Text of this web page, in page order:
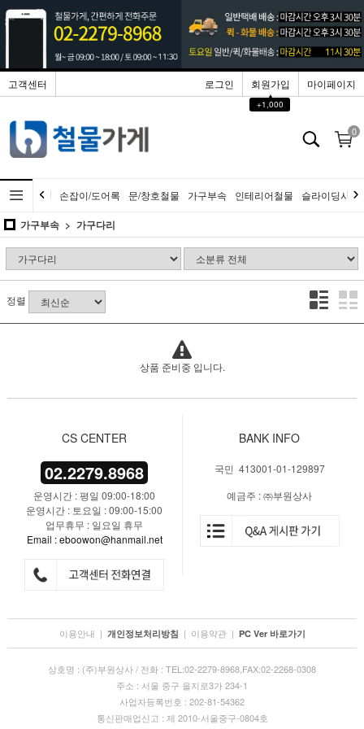
고객센터 로그인
회원가입
▲
+1,000
마이페이지
0
손잡이/도어록 문/창호철물 가구부속 인테리어철물 슬라이딩시스
가구부속 가구다리
정렬
상품 준비중 입니다.
CS CENTER
02.2279.8968
운영시간 : 평일 09:00-18:00
운영시간 : 토요일 : 09:00-15:00
업무휴무 : 일요일 휴무
Email : eboowon@hanmail.net
BANK INFO
국민 413001-01-129897
예금주 : ㈜부원상사
이용안내 | 개인정보처리방침 | 이용약관 | PC Ver 바로가기
상호명 : (주)부원상사 / 전화 : TEL:02-2279-8968,FAX:02-2268-0308
주소 : 서울 중구 을지로3가 234-1
사업자등록번호 : 202-81-54362
통신판매업신고 : 제 2010-서울중구-0804호